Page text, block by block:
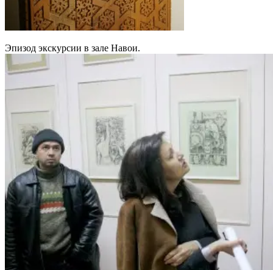
Эпизод экскурсии в зале Навои.